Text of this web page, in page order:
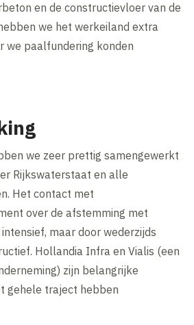
en de constructievloer van de
we het werkeiland extra
we paalfundering konden
we zeer prettig samengewerkt
Rijkswaterstaat en alle
Het contact met
over de afstemming met
maar door wederzijds
Hollandia Infra en Vialis (een
zijn belangrijke
gehele traject hebben